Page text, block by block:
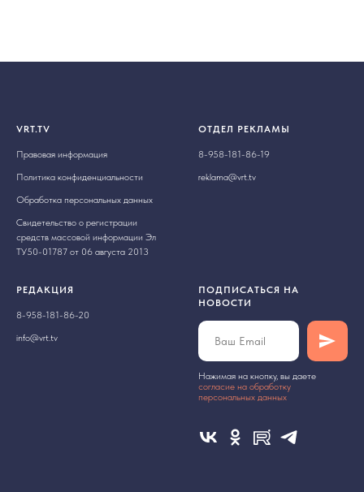
VRT.TV
Правовая информация
Политика конфиденциальности
Обработка персональных данных
Свидетельство о регистрации
средств массовой информации Эл
ТУ50-01787 от 06 августа 2013
ОТДЕЛ РЕКЛАМЫ
8-958-181-86-19
reklama@vrt.tv
РЕДАКЦИЯ
8-958-181-86-20
info@vrt.tv
ПОДПИСАТЬСЯ НА
НОВОСТИ
Нажимая на кнопку, вы даете
cогласие на обработку
персональных данных